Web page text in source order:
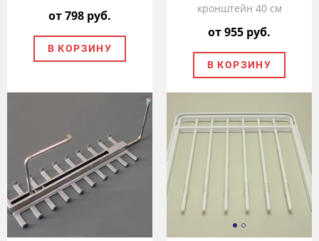
от 798 руб.
В КОРЗИНУ
кронштейн 40 см
от 955 руб.
В КОРЗИНУ